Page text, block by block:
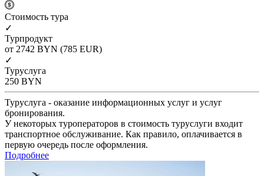
Cтоимость тура
✓
Турпродукт
от 2742 BYN (785 EUR)
✓
Туруслуга
250 BYN
Туруслуга - оказание информационных услуг и услуг
бронирования.
У некоторых туроператоров в стоимость туруслуги входит
транспортное обслуживание. Как правило, оплачивается в
первую очередь после оформления.
Подробнее